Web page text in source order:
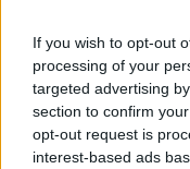
If you wish to opt-out
processing of your
targeted advertising
section to confirm
opt-out request is
interest-based ads
الغذائي قد تكون